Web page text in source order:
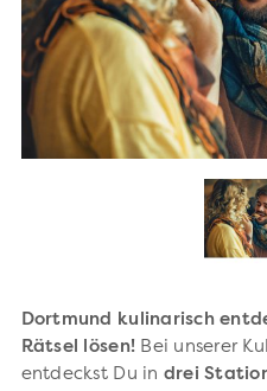
Dortmund kulinarisch
Rätsel lösen! Bei unserer
entdeckst Du in drei